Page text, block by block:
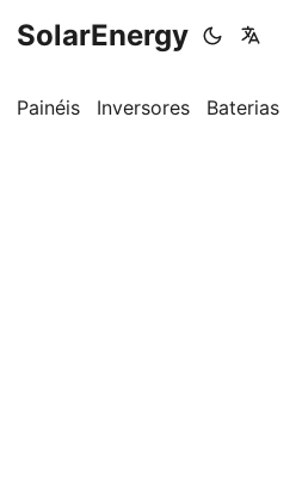
SolarEnergy
Painéis Inversores Baterias